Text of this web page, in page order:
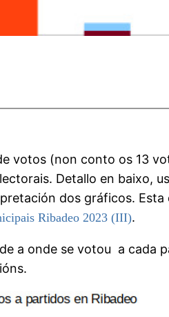
votos (non conto os 13
Detallo en baixo,
dos gráficos.
Ribadeo 2023 (III).
a onde se votou a cada